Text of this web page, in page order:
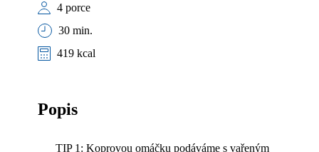
4 porce
30 min.
419 kcal
Popis
TIP 1: Koprovou omáčku podáváme s vařeným